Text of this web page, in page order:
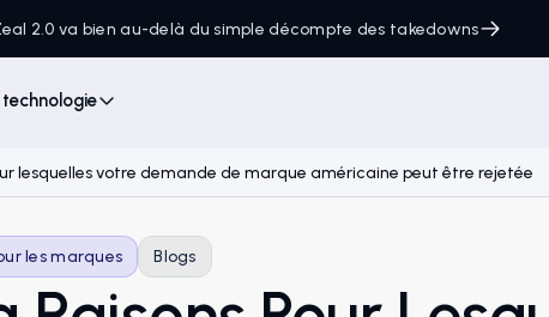
2.0 va bien au-delà du simple décompte des takedowns
lesquelles votre demande de marque américaine peut être rejetée
les marques Blogs